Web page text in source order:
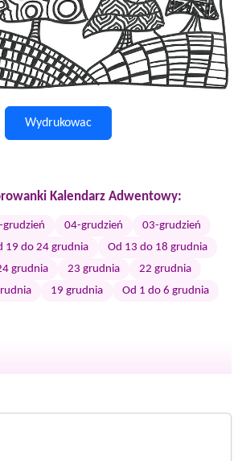
Wydrukowac
Kalendarz Adwentowy:
grudzień 04-grudzień
03-grudzień
19 do 24 grudnia
Od 13 do 18 grudnia
grudnia 23 grudnia
22 grudnia
19 grudnia Od 1 do 6 grudnia